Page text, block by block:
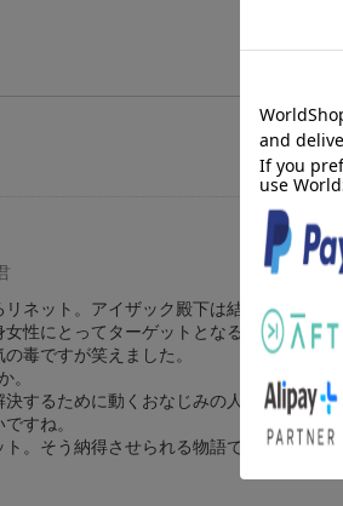
ネット。アイザック殿下は結婚してます
性にとってターゲットとなるのは当然、
毒ですが笑えました。
。
するために動くおなじみの人々。
すね。
。そう納得させられる物語です。